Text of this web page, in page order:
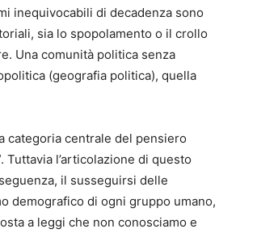
inequivocabili di decadenza sono
sia lo spopolamento o il crollo
Una comunità politica senza
(geografia politica), quella
categoria centrale del pensiero
l’articolazione di questo
il susseguirsi delle
demografico di ogni gruppo umano,
a leggi che non conosciamo e